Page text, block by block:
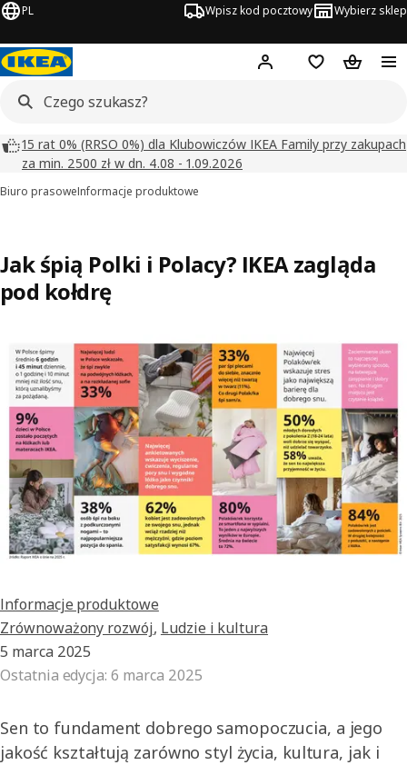
PL Wpisz kod pocztowy Wybierz sklep
Hej! Zaloguj się
Lista zakupowa
Koszyk
15 rat 0% (RRSO 0%) dla Klubowiczów IKEA Family przy zakupach
za min. 2500 zł w dn. 4.08 - 1.09.2026
Biuro prasoweInformacje produktowe
Jak śpią Polki i Polacy? IKEA zagląda
pod kołdrę
Informacje produktowe
Zrównoważony rozwój, Ludzie i kultura
5 marca 2025
Ostatnia edycja:6 marca 2025
Sen to fundament dobrego samopoczucia, a jego
jakość kształtują zarówno styl życia, kultura, jak i